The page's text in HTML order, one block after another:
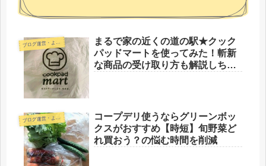
ブ
ログ運営・よもやま
まるで家の近くの道の駅★クック
パッドマートを使ってみた！斬新
な商品の受け取り方も解説しちゃ
ブ
ログ運営・よもやま
コープデリ使うならグリーンボッ
クスがおすすめ【時短】旬野菜ど
れ買おう？の悩む時間を削減